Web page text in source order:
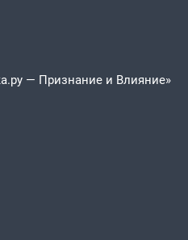
— Признание и Влияние»